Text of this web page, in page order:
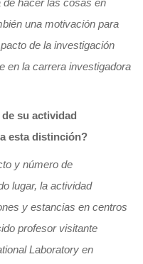
hacer las cosas en
una motivación para
de la investigación
en la carrera investigadora
su actividad
esta distinción?
y número de
lugar, la actividad
y estancias en centros
profesor visitante
Laboratory en